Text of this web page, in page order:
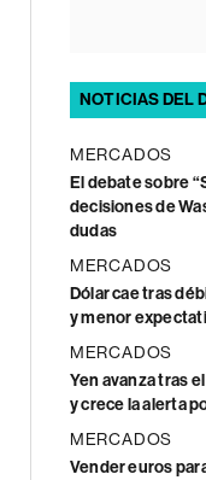
NOTICIAS DEL
MERCADOS
El debate sobre
decisiones de
dudas
MERCADOS
Dólar cae tras
y menor
MERCADOS
Yen avanza tras
y crece la alerta
MERCADOS
Vender euros